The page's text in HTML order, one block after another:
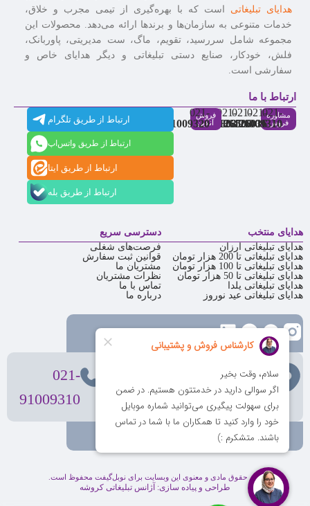
هدایای تبلیغاتی است که با بهره‌گیری از تیمی مجرب و خلاق،
خدمات متنوعی به سازمان‌ها و برندها ارائه می‌دهد. محصولات این
مجموعه شامل سررسید، تقویم، ماگ، ست مدیریتی، پاوربانک،
فلش، خودکار، صنایع دستی تبلیغاتی و دیگر هدایای خاص و
سفارشی است.
ارتباط با ما
مشاوره
فروش
021-
91009310
021-
86126036
021-
86126506
021-
88537803
فروش
آنلاین
021-
91009320
ارتباط از طریق تلگرام
ارتباط از طریق واتس‌اپ
ارتباط از طریق ایتا
ارتباط از طریق بله
هدایای منتخب
هدایای تبلیغاتی ارزان
هدایای تبلیغاتی تا 200 هزار تومان
هدایای تبلیغاتی تا 100 هزار تومان
هدایای تبلیغاتی تا 50 هزار تومان
هدایای تبلیغاتی یلدا
هدایای تبلیغاتی عید نوروز
دسترسی سریع
فرصت‌های شغلی
قوانین ثبت سفارش
مشتریان ما
نظرات مشتریان
تماس با ما
درباره ما
تهران، ولیعصر، بالاتر از بهشتی،
بن‌بست پردیس، پلاک 12
021-
91009310
کلیه حقوق مادی و معنوی این وبسایت برای نوبل‌گیفت محفوظ است.
طراحی و پیاده سازی: آژانس تبلیغاتی کروشه